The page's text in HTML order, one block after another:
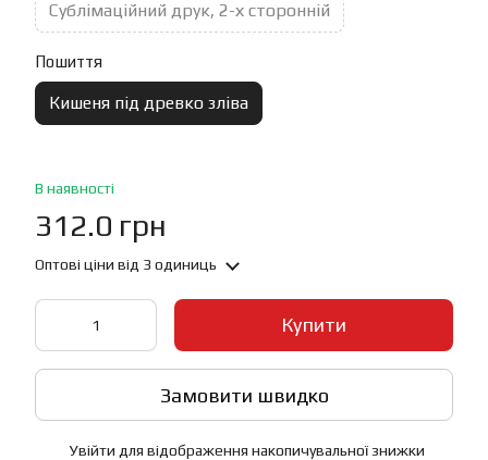
Сублімаційний друк, 2-х сторонній
Пошиття
Кишеня під древко зліва
В наявності
312.0 грн
Оптові ціни від 3 одиниць
Купити
Замовити швидко
Увійти для відображення накопичувальної знижки